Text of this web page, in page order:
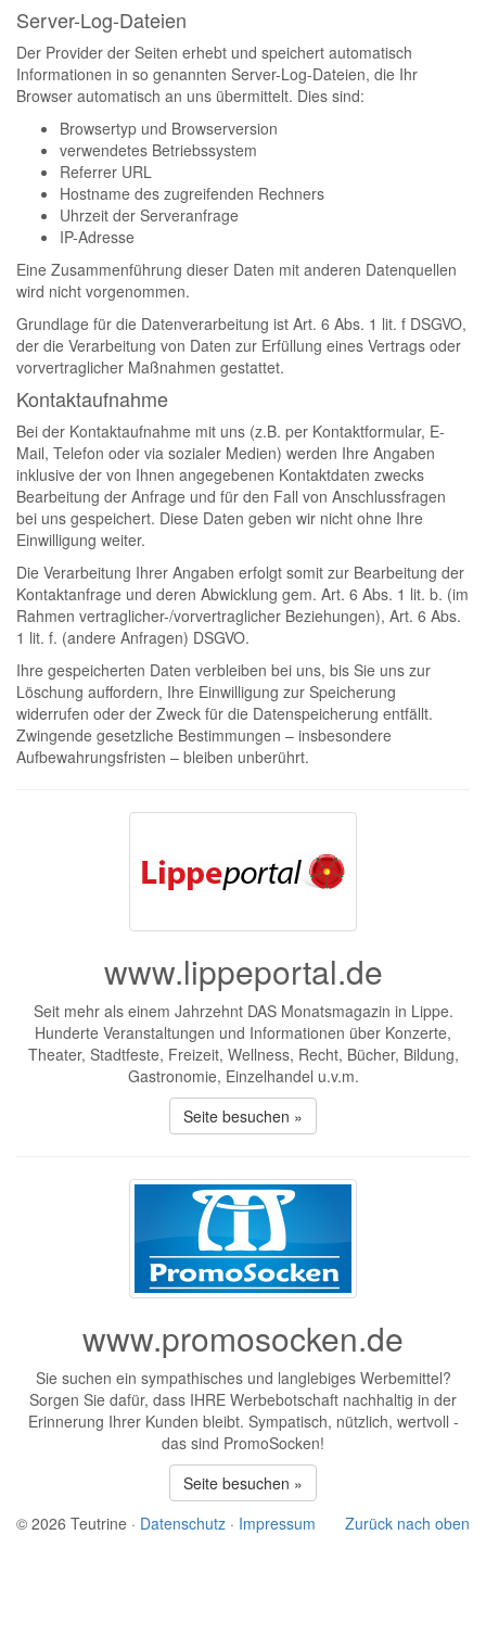
Server-Log-Dateien
Der Provider der Seiten erhebt und speichert automatisch
Informationen in so genannten Server-Log-Dateien, die Ihr
Browser automatisch an uns übermittelt. Dies sind:
Browsertyp und Browserversion
verwendetes Betriebssystem
Referrer URL
Hostname des zugreifenden Rechners
Uhrzeit der Serveranfrage
IP-Adresse
Eine Zusammenführung dieser Daten mit anderen Datenquellen
wird nicht vorgenommen.
Grundlage für die Datenverarbeitung ist Art. 6 Abs. 1 lit. f DSGVO,
der die Verarbeitung von Daten zur Erfüllung eines Vertrags oder
vorvertraglicher Maßnahmen gestattet.
Kontaktaufnahme
Bei der Kontaktaufnahme mit uns (z.B. per Kontaktformular, E-
Mail, Telefon oder via sozialer Medien) werden Ihre Angaben
inklusive der von Ihnen angegebenen Kontaktdaten zwecks
Bearbeitung der Anfrage und für den Fall von Anschlussfragen
bei uns gespeichert. Diese Daten geben wir nicht ohne Ihre
Einwilligung weiter.
Die Verarbeitung Ihrer Angaben erfolgt somit zur Bearbeitung der
Kontaktanfrage und deren Abwicklung gem. Art. 6 Abs. 1 lit. b. (im
Rahmen vertraglicher-/vorvertraglicher Beziehungen), Art. 6 Abs.
1 lit. f. (andere Anfragen) DSGVO.
Ihre gespeicherten Daten verbleiben bei uns, bis Sie uns zur
Löschung auffordern, Ihre Einwilligung zur Speicherung
widerrufen oder der Zweck für die Datenspeicherung entfällt.
Zwingende gesetzliche Bestimmungen – insbesondere
Aufbewahrungsfristen – bleiben unberührt.
www.lippeportal.de
Seit mehr als einem Jahrzehnt DAS Monatsmagazin in Lippe.
Hunderte Veranstaltungen und Informationen über Konzerte,
Theater, Stadtfeste, Freizeit, Wellness, Recht, Bücher, Bildung,
Gastronomie, Einzelhandel u.v.m.
Seite besuchen »
www.promosocken.de
Sie suchen ein sympathisches und langlebiges Werbemittel?
Sorgen Sie dafür, dass IHRE Werbebotschaft nachhaltig in der
Erinnerung Ihrer Kunden bleibt. Sympatisch, nützlich, wertvoll -
das sind PromoSocken!
Seite besuchen »
Zurück nach oben
© 2026 Teutrine · Datenschutz · Impressum